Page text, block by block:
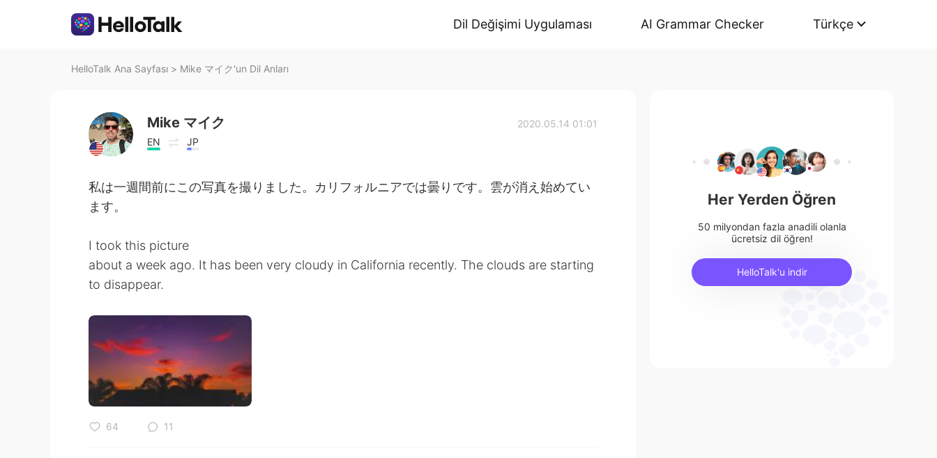
Dil Değişimi Uygulaması AI Grammar Checker Türkçe
HelloTalk Ana Sayfası > Mike マイク'un Dil Anları
Mike マイク
EN JP
2020.05.14 01:01
私は一週間前にこの写真を撮りました。カリフォルニアでは曇りです。雲が消え始めてい
ます。
I took this picture
about a week ago. It has been very cloudy in California recently. The clouds are starting
to disappear.
64 11
Her Yerden Öğren
50 milyondan fazla anadili olanla
ücretsiz dil öğren!
HelloTalk'u indir